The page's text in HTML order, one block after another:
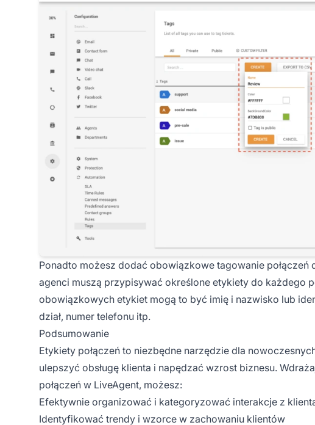
Ponadto możesz dodać obowiązkowe tagowanie
agenci muszą przypisywać określone etykiety do każdego
obowiązkowych etykiet mogą to być imię i nazwisko lub
dział, numer telefonu itp.
Podsumowanie
Etykiety połączeń to niezbędne narzędzie dla
ulepszyć obsługę klienta i napędzać wzrost biznesu.
połączeń w LiveAgent, możesz:
Efektywnie organizować i kategoryzować interakcje z
Identyfikować trendy i wzorce w zachowaniu klientów